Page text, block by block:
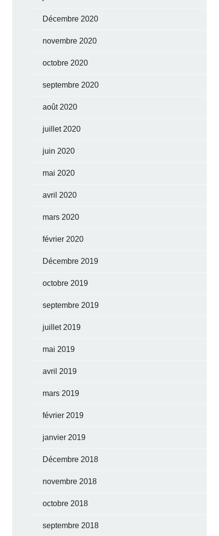
Décembre 2020
novembre 2020
octobre 2020
septembre 2020
août 2020
juillet 2020
juin 2020
mai 2020
avril 2020
mars 2020
février 2020
Décembre 2019
octobre 2019
septembre 2019
juillet 2019
mai 2019
avril 2019
mars 2019
février 2019
janvier 2019
Décembre 2018
novembre 2018
octobre 2018
septembre 2018